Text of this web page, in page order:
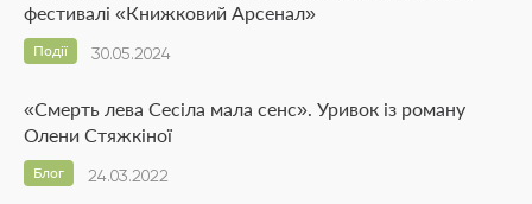
фестивалі «Книжковий Арсенал»
30.05.2024
Події
«Смерть лева Сесіла мала сенс». Уривок із роману
Олени Стяжкіної
24.03.2022
Блог